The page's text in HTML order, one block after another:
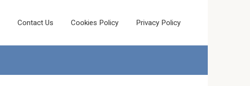
Contact Us Cookies Policy Privacy Policy